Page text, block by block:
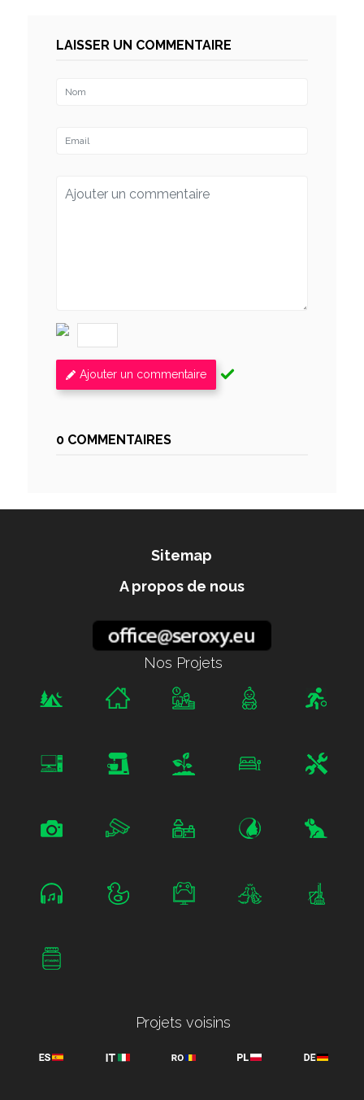
LAISSER UN COMMENTAIRE
Ajouter un commentaire
0 COMMENTAIRES
Sitemap
A propos de nous
Nos Projets
Projets voisins